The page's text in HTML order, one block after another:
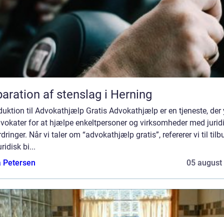
af stenslag i Herning
til Advokathjælp Gratis Advokathjælp er en tjeneste, der
for at hjælpe enkeltpersoner og virksomheder med
Når vi taler om “advokathjælp gratis”, refererer vi til
bi...
Petersen
05 august